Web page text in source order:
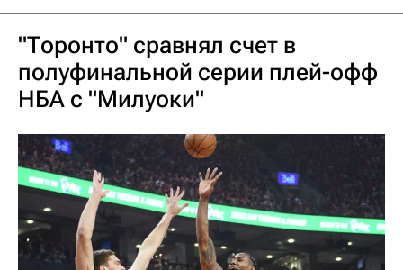
"Торонто" сравнял счет в
полуфинальной серии плей-офф
НБА с "Милуоки"